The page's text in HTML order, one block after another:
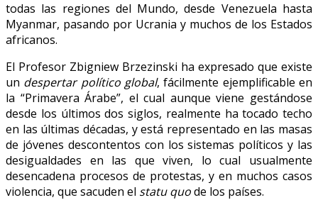
todas las regiones del Mundo, desde Venezuela hasta
Myanmar, pasando por Ucrania y muchos de los Estados
africanos.
El Profesor Zbigniew Brzezinski ha expresado que existe
un despertar político global, fácilmente ejemplificable en
la “Primavera Árabe”, el cual aunque viene gestándose
desde los últimos dos siglos, realmente ha tocado techo
en las últimas décadas, y está representado en las masas
de jóvenes descontentos con los sistemas políticos y las
desigualdades en las que viven, lo cual usualmente
desencadena procesos de protestas, y en muchos casos
violencia, que sacuden el statu quode los países.